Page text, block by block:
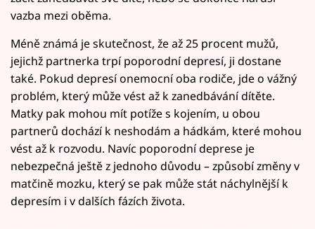
vazba mezi oběma.
Méně známá je skutečnost, že až 25 procent mužů,
jejichž partnerka trpí poporodní depresí, ji dostane
také. Pokud depresí onemocní oba rodiče, jde o vážný
problém, který může vést až k zanedbávání dítěte.
Matky pak mohou mít potíže s kojením, u obou
partnerů dochází k neshodám a hádkám, které mohou
vést až k rozvodu. Navíc poporodní deprese je
nebezpečná ještě z jednoho důvodu – způsobí změny v
matčině mozku, který se pak může stát náchylnější k
depresím i v dalších fázích života.